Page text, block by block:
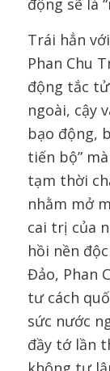
Trái hẳn
Phan Chu
động tắc
ngoài, cậy
bạo động,
tiến bộ”
tạm thời
nhằm mở
cai trị của
hồi nền
Đảo, Phan
tư cách
sức nước
đầy tớ lần